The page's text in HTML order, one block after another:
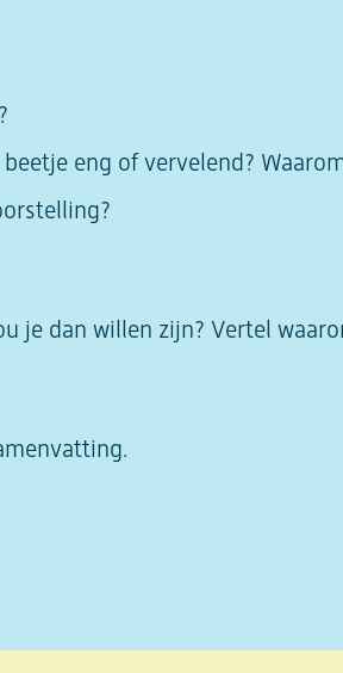
eng of vervelend?
je dan willen zijn? Vertel